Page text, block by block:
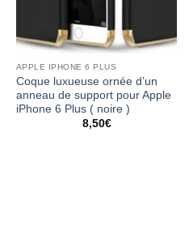
APPLE IPHONE 6 PLUS
Coque luxueuse ornée d’un
anneau de support pour Apple
iPhone 6 Plus ( noire )
8,50€